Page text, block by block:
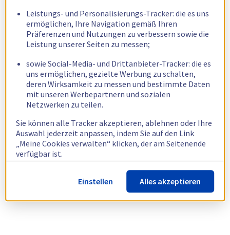
Leistungs- und Personalisierungs-Tracker: die es uns
ermöglichen, Ihre Navigation gemäß Ihren
Präferenzen und Nutzungen zu verbessern sowie die
Leistung unserer Seiten zu messen;
sowie Social-Media- und Drittanbieter-Tracker: die es
uns ermöglichen, gezielte Werbung zu schalten,
deren Wirksamkeit zu messen und bestimmte Daten
mit unseren Werbepartnern und sozialen
Netzwerken zu teilen.
Sie können alle Tracker akzeptieren, ablehnen oder Ihre
Auswahl jederzeit anpassen, indem Sie auf den Link
„Meine Cookies verwalten“ klicken, der am Seitenende
verfügbar ist.
Weitere Informationen finden Sie in unsererRichtlinie
zur Verwendung von Cookies.
Einstellen Alles akzeptieren